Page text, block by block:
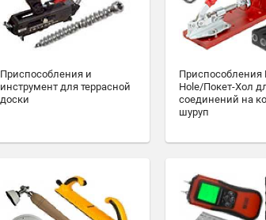
Приспособления и
инструмент для террасной
доски
Приспособления
Hole/Покет-Хол
соединений на
шуруп